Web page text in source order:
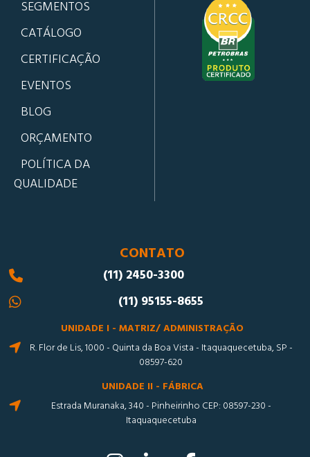
SEGMENTOS
CATÁLOGO
CERTIFICAÇÃO
EVENTOS
BLOG
ORÇAMENTO
POLÍTICA DA
QUALIDADE
CONTATO
(11) 2450-3300
(11) 95155-8655
UNIDADE I - MATRIZ/ ADMINISTRAÇÃO
R. Flor de Lis, 1000 - Quinta da Boa Vista - Itaquaquecetuba, SP -
08597-620
UNIDADE II - FÁBRICA
Estrada Muranaka, 340 - Pinheirinho CEP: 08597-230 -
Itaquaquecetuba